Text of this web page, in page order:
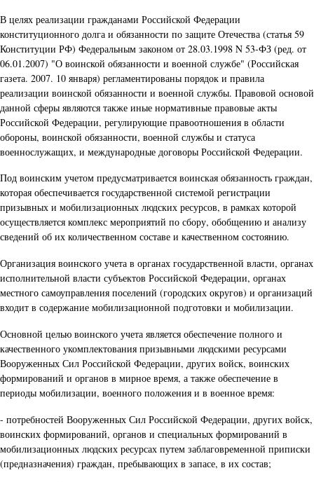
В целях реализации гражданами Российской Федерации
конституционного долга и обязанности по защите Отечества (статья 59
Конституции РФ) Федеральным законом от 28.03.1998 N 53-ФЗ (ред. от
06.01.2007) "О воинской обязанности и военной службе" (Российская
газета. 2007. 10 января) регламентированы порядок и правила
реализации воинской обязанности и военной службы. Правовой основой
данной сферы являются также иные нормативные правовые акты
Российской Федерации, регулирующие правоотношения в области
обороны, воинской обязанности, военной службы и статуса
военнослужащих, и международные договоры Российской Федерации.
Под воинским учетом предусматривается воинская обязанность граждан,
которая обеспечивается государственной системой регистрации
призывных и мобилизационных людских ресурсов, в рамках которой
осуществляется комплекс мероприятий по сбору, обобщению и анализу
сведений об их количественном составе и качественном состоянию.
Организация воинского учета в органах государственной власти, органах
исполнительной власти субъектов Российской Федерации, органах
местного самоуправления поселений (городских округов) и организаций
входит в содержание мобилизационной подготовки и мобилизации.
Основной целью воинского учета является обеспечение полного и
качественного укомплектования призывными людскими ресурсами
Вооруженных Сил Российской Федерации, других войск, воинских
формирований и органов в мирное время, а также обеспечение в
периоды мобилизации, военного положения и в военное время:
- потребностей Вооруженных Сил Российской Федерации, других войск,
воинских формирований, органов и специальных формирований в
мобилизационных людских ресурсах путем заблаговременной приписки
(предназначения) граждан, пребывающих в запасе, в их состав;